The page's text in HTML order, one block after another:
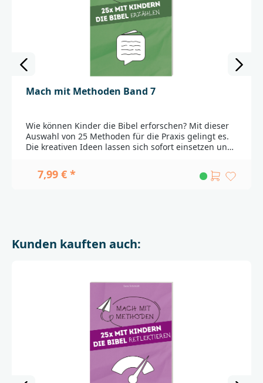
Mach mit Methoden Band 7
Wie können Kinder die Bibel erforschen? Mit dieser
Auswahl von 25 Methoden für die Praxis gelingt es.
Die kreativen Ideen lassen sich sofort einsetzen und
ab 6 Jahren. Dabei steht das Erleben der Kinder und
ihr Zugang zu den biblischen Geschichten im
Religionsunterricht, in der Jungschar oder auf
7,99 € *
Kunden kauften auch: